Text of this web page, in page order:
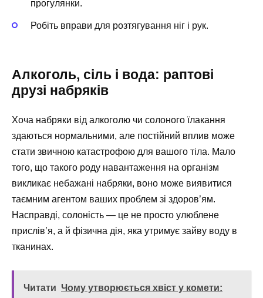
прогулянки.
Робіть вправи для розтягування ніг і рук.
Алкоголь, сіль і вода: раптові
друзі набряків
Хоча набряки від алкоголю чи солоного їлакання
здаються нормальними, але постійний вплив може
стати звичною катастрофою для вашого тіла. Мало
того, що такого роду навантаження на організм
викликає небажані набряки, воно може виявитися
таємним агентом ваших проблем зі здоров’ям.
Насправді, солоність — це не просто улюблене
прислів’я, а й фізична дія, яка утримує зайву воду в
тканинах.
Читати Чому утворюється хвіст у комети: